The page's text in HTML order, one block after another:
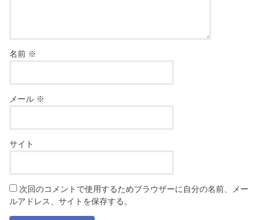
名前 ※
メール ※
サイト
次回のコメントで使用するためブラウザーに自分の名前、メー
ルアドレス、サイトを保存する。